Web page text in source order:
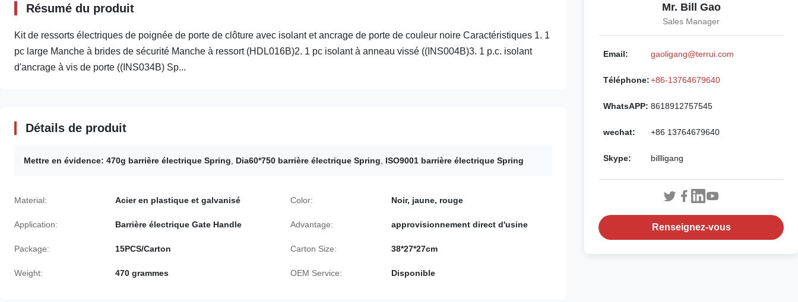
Résumé du produit
Kit de ressorts électriques de poignée de porte de clôture avec isolant et ancrage de porte de couleur noire Caractéristiques 1. 1
pc large Manche à brides de sécurité Manche à ressort (HDL016B)2. 1 pc isolant à anneau vissé ((INS004B)3. 1 p.c. isolant
d'ancrage à vis de porte ((INS034B) Sp...
Détails de produit
Mettre en évidence: 470g barrière électrique Spring Dia60*750 barrière électrique Spring ISO9001 barrière électrique Spring
Material: Acier en plastique et galvanisé Color: Noir, jaune, rouge
Application: Barrière électrique Gate Handle Advantage: approvisionnement direct d'usine
Package: 15PCS/Carton Carton Size: 38*27*27cm
Weight: 470 grammes OEM Service: Disponible
Mr. Bill Gao
Sales Manager
Email: gaoligang@terrui.com
Téléphone:+86-13764679640
WhatsAPP: 8618912757545
wechat: +86 13764679640
Skype: billligang
Renseignez-vous